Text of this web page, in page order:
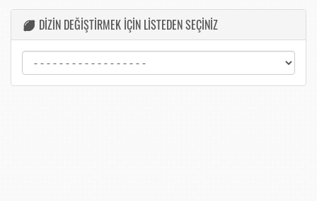
DİZİN DEĞİŞTİRMEK İÇİN LİSTEDEN SEÇİNİZ